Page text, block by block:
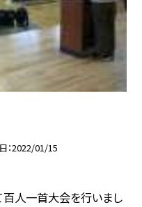
2022/01/15
人一首大会を行いまし